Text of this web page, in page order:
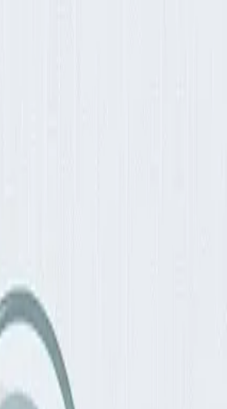
физиология.
уровень гормонов сытости